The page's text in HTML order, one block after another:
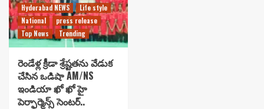
Hyderabad NEWS
Life style
National
press release
Top News
Trending
రెండేళ్ల క్రీడా శ్రేష్టతను వేడుక
చేసిన ఒడిషా AM/NS
ఇండియా ఖో ఖో హై
పెర్ఫార్మెన్స్ సెంటర్..